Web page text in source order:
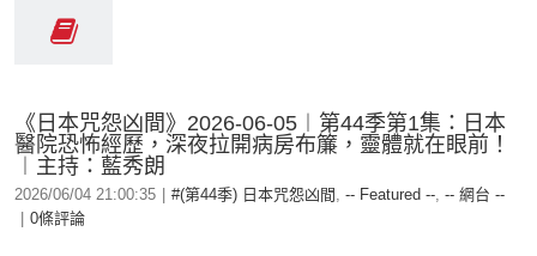
《日本咒怨凶間》2026-06-05︱第44季第1集：日本
醫院恐怖經歷，深夜拉開病房布簾，靈體就在眼前！
︱主持：藍秀朗
2026/06/04 21:00:35 #(第44季) 日本咒怨凶間 , -- Featured --, -- 網台 --
0條評論